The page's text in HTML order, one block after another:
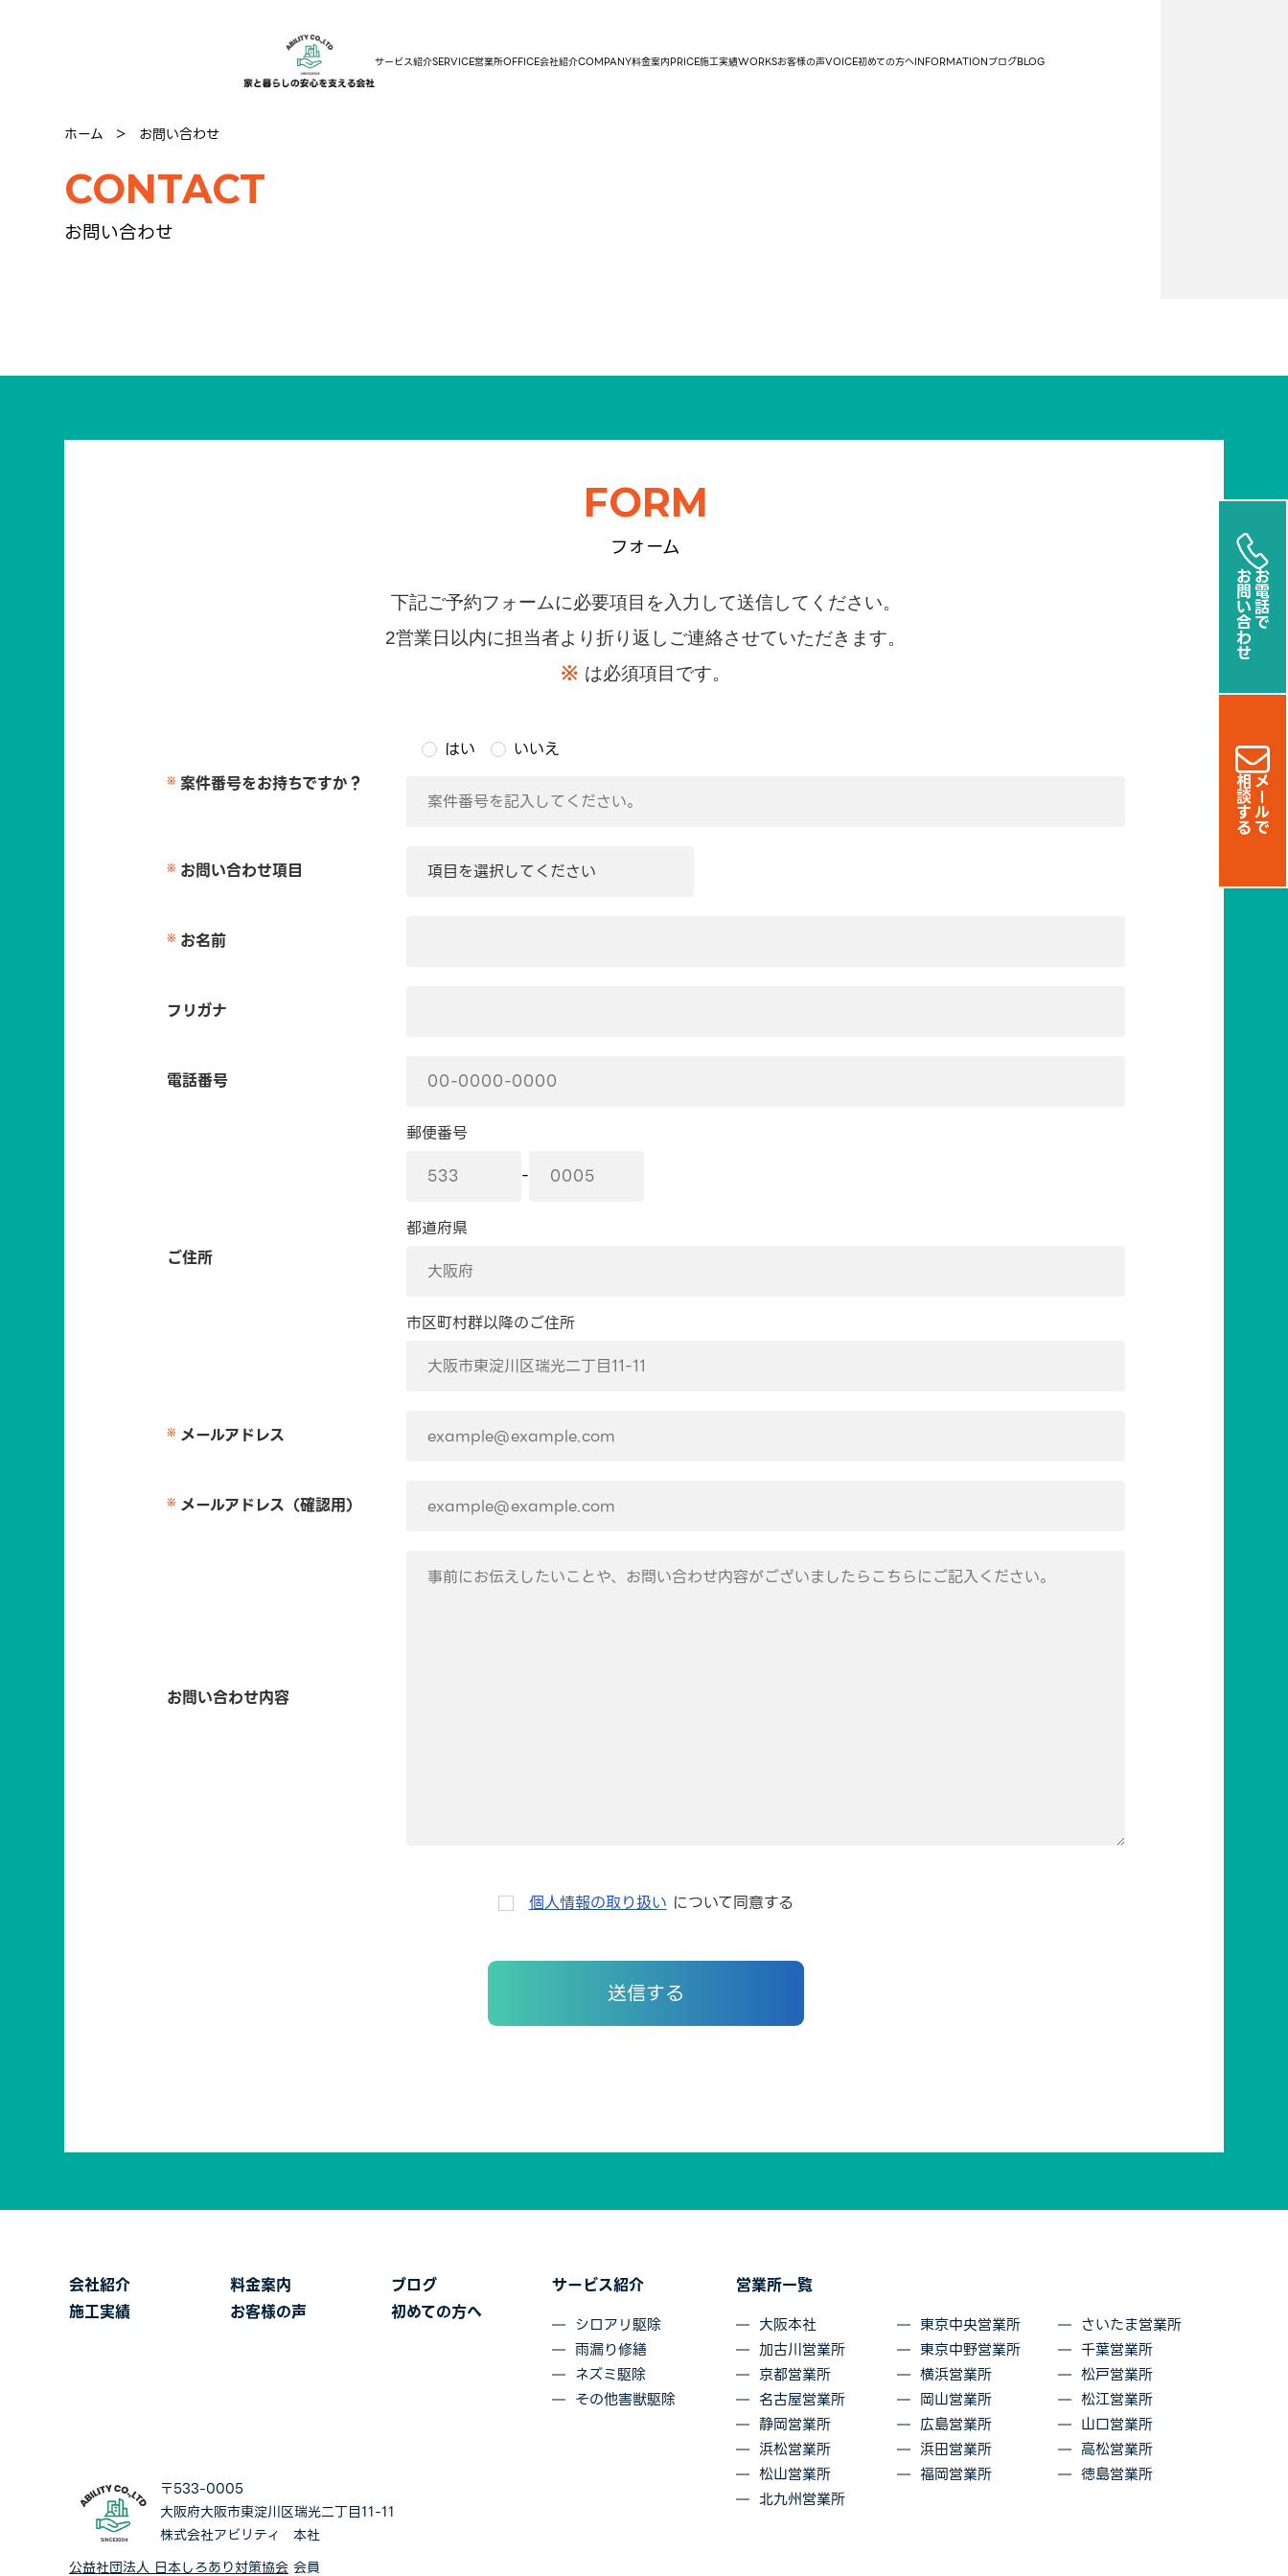
サービス紹介SERVICE営業所OFFICE会社紹介COMPANY料金案内PRICE施工実績WORKSお客様の声VOICE初めての方へINFORMATIONブログBLOG
お電話で
お問い合わせ
メールで
相談する
ホーム ＞ お問い合わせ
CONTACT
お問い合わせ
FORM
フォーム
下記ご予約フォームに必要項目を入力して送信してください。
2営業日以内に担当者より折り返しご連絡させていただきます。
※ は必須項目です。
案件番号をお持ちですか？
はい いいえ
お問い合わせ項目
お名前
フリガナ
電話番号
ご住所
郵便番号
-
都道府県
市区町村群以降のご住所
メールアドレス
メールアドレス（確認用）
お問い合わせ内容
個人情報の取り扱い について同意する
会社紹介 料金案内
ブログ
施工実績
お客様の声 初めての方へ
サービス紹介
シロアリ駆除
雨漏り修繕
ネズミ駆除
その他害獣駆除
営業所一覧
大阪本社 東京中央営業所
さいたま営業所
加古川営業所
東京中野営業所
千葉営業所
京都営業所
横浜営業所
松戸営業所
名古屋営業所
岡山営業所
松江営業所
静岡営業所
広島営業所
山口営業所
浜松営業所
浜田営業所
高松営業所
松山営業所
福岡営業所
徳島営業所
北九州営業所
〒533-0005
大阪府大阪市東淀川区瑞光二丁目11-11
株式会社アビリティ 本社
公益社団法人 日本しろあり対策協会 会員